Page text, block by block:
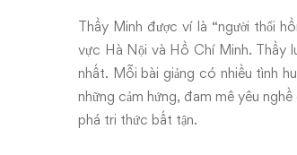
Thầy Minh được ví là “người thổi
vực Hà Nội và Hồ Chí Minh. Thầy
nhất. Mỗi bài giảng có nhiều tình
những cảm hứng, đam mê yêu
phá tri thức bất tận.